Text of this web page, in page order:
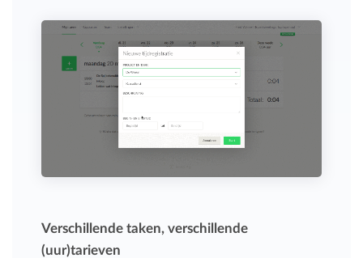
Verschillende taken, verschillende
(uur)tarieven